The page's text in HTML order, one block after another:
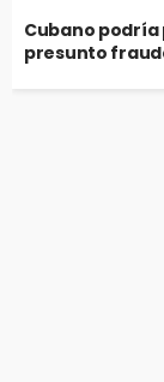
Cubano podría
presunto